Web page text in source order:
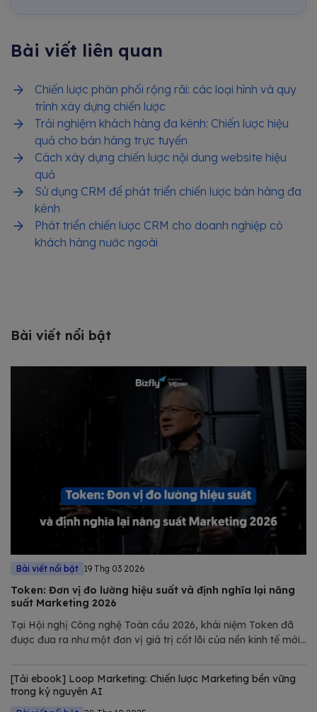
Bài viết liên quan
Chiến lược phân phối rộng rãi: các loại hình và quy
trình xây dựng chiến lược
Trải nghiệm khách hàng đa kênh: Chiến lược hiệu
quả cho bán hàng trực tuyến
Cách xây dựng chiến lược nội dung website hiệu
quả
Sử dụng CRM để phát triển chiến lược bán hàng đa
kênh
Phát triển chiến lược CRM cho doanh nghiệp có
khách hàng nước ngoài
Bài viết nổi bật
Bài viết nổi bật 19 Thg 03 2026
Token: Đơn vị đo lường hiệu suất và định nghĩa lại năng
suất Marketing 2026
Tại Hội nghị Công nghệ Toàn cầu 2026, khái niệm Token đã
được đưa ra như một đơn vị giá trị cốt lõi của nền kinh tế mới.
chúng ta sẽ bỏ lỡ một bước ngoặt quan trọng trong quản trị
Marketing.
[Tải ebook] Loop Marketing: Chiến lược Marketing bền vững
trong kỷ nguyên AI